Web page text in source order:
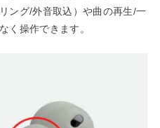
ング/外音取込）や曲の再生/一
く操作できます。